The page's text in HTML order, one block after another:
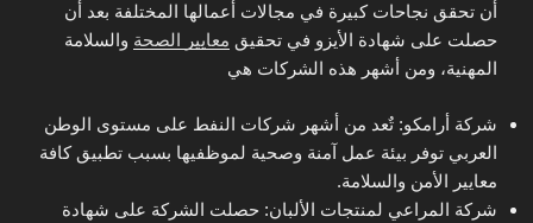
أن تحقق نجاحات كبيرة في مجالات أعمالها المختلفة بعد أن
حصلت على شهادة الأيزو في تحقيق معايير الصحة والسلامة
المهنية، ومن أشهر هذه الشركات هي
شركة أرامكو: تٌعد من أشهر شركات النفط على مستوى الوطن
العربي توفر بيئة عمل آمنة وصحية لموظفيها بسبب تطبيق كافة
معايير الأمن والسلامة.
شركة المراعي لمنتجات الألبان: حصلت الشركة على شهادة